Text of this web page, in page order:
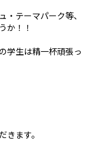
テーマパーク等、
か！！
学生は精一杯頑張っ
ます。